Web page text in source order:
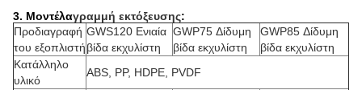
3. Μοντέλαγραμμή εκτόξευσης:
Προδιαγραφή
του εξοπλιστή
GWS120 Ενιαία
βίδα εκχυλίστη
GWP75 Δίδυμη
βίδα εκχυλίστη
GWP85 Δίδυμη
βίδα εκχυλίστη
Κατάλληλο
υλικό
ABS, PP, HDPE, PVDF